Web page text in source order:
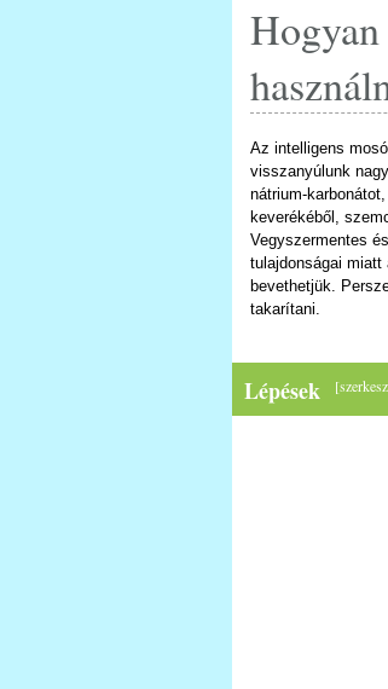
Az intelligens
visszanyúlunk
nátrium-
keverékéből,
Vegyszermentes
tulajdonságai miatt
bevethetjük.
takarítani.
[
Lépések